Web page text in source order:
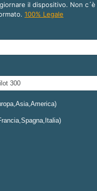
il dispositivo. Non
100% Legale